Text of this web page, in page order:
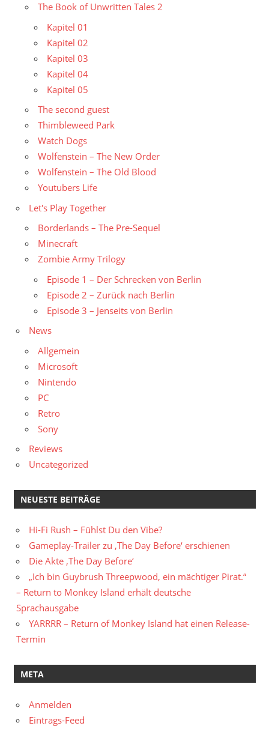
The Book of Unwritten Tales 2
Kapitel 01
Kapitel 02
Kapitel 03
Kapitel 04
Kapitel 05
The second guest
Thimbleweed Park
Watch Dogs
Wolfenstein – The New Order
Wolfenstein – The Old Blood
Youtubers Life
Let's Play Together
Borderlands – The Pre-Sequel
Minecraft
Zombie Army Trilogy
Episode 1 – Der Schrecken von Berlin
Episode 2 – Zurück nach Berlin
Episode 3 – Jenseits von Berlin
News
Allgemein
Microsoft
Nintendo
PC
Retro
Sony
Reviews
Uncategorized
NEUESTE BEITRÄGE
Hi-Fi Rush – Fühlst Du den Vibe?
Gameplay-Trailer zu ‚The Day Before‘ erschienen
Die Akte ‚The Day Before‘
„Ich bin Guybrush Threepwood, ein mächtiger Pirat.“
– Return to Monkey Island erhält deutsche
Sprachausgabe
YARRRR – Return of Monkey Island hat einen Release-
Termin
META
Anmelden
Eintrags-Feed